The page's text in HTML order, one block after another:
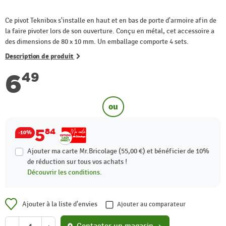
Ce pivot Teknibox s'installe en haut et en bas de porte d'armoire afin de
la faire pivoter lors de son ouverture. Conçu en métal, cet accessoire a
des dimensions de 80 x 10 mm. Un emballage comporte 4 sets.
Description de produit
649
ou
-10% 584
Ajouter ma carte Mr.Bricolage (55,00 €) et bénéficier de 10%
de réduction sur tous vos achats !
Découvrir les conditions.
Ajouter à la liste d'envies Ajouter au comparateur